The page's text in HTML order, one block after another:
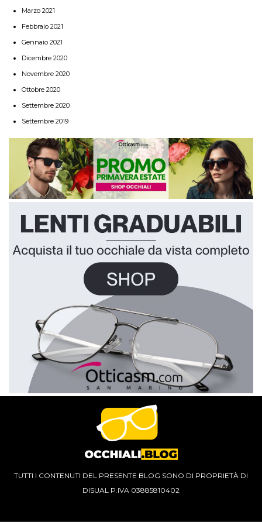
Marzo 2021
Febbraio 2021
Gennaio 2021
Dicembre 2020
Novembre 2020
Ottobre 2020
Settembre 2020
Settembre 2019
TUTTI I CONTENUTI DEL PRESENTE BLOG SONO DI PROPRIETÀ DI
DISUAL P.IVA 03885810402